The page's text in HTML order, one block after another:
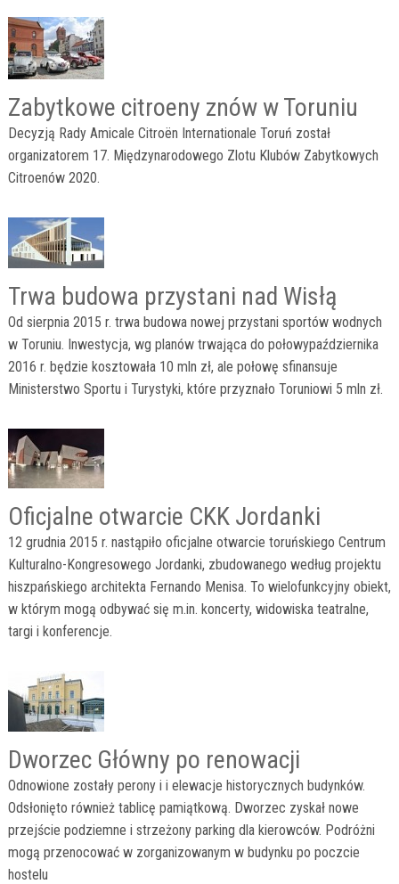
Zabytkowe citroeny znów w Toruniu
Decyzją Rady Amicale Citroën Internationale Toruń został
organizatorem 17. Międzynarodowego Zlotu Klubów Zabytkowych
Citroenów 2020.
Trwa budowa przystani nad Wisłą
Od sierpnia 2015 r. trwa budowa nowej przystani sportów wodnych
w Toruniu. Inwestycja, wg planów trwająca do połowypaździernika
2016 r. będzie kosztowała 10 mln zł, ale połowę sfinansuje
Ministerstwo Sportu i Turystyki, które przyznało Toruniowi 5 mln zł.
Oficjalne otwarcie CKK Jordanki
12 grudnia 2015 r. nastąpiło oficjalne otwarcie toruńskiego Centrum
Kulturalno-Kongresowego Jordanki, zbudowanego według projektu
hiszpańskiego architekta Fernando Menisa. To wielofunkcyjny obiekt,
w którym mogą odbywać się m.in. koncerty, widowiska teatralne,
targi i konferencje.
Dworzec Główny po renowacji
Odnowione zostały perony i i elewacje historycznych budynków.
Odsłonięto również tablicę pamiątkową. Dworzec zyskał nowe
przejście podziemne i strzeżony parking dla kierowców. Podróżni
mogą przenocować w zorganizowanym w budynku po poczcie
hostelu